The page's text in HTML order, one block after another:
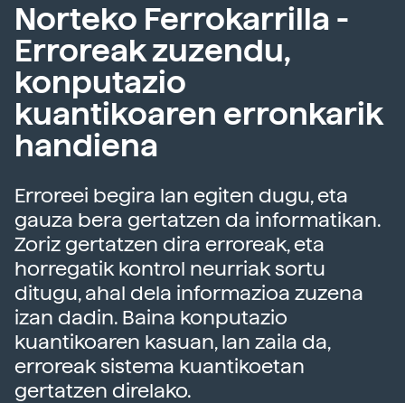
Norteko Ferrokarrilla -
Erroreak zuzendu,
konputazio
kuantikoaren erronkarik
handiena
Erroreei begira lan egiten dugu, eta
gauza bera gertatzen da informatikan.
Zoriz gertatzen dira erroreak, eta
horregatik kontrol neurriak sortu
ditugu, ahal dela informazioa zuzena
izan dadin. Baina konputazio
kuantikoaren kasuan, lan zaila da,
erroreak sistema kuantikoetan
gertatzen direlako.